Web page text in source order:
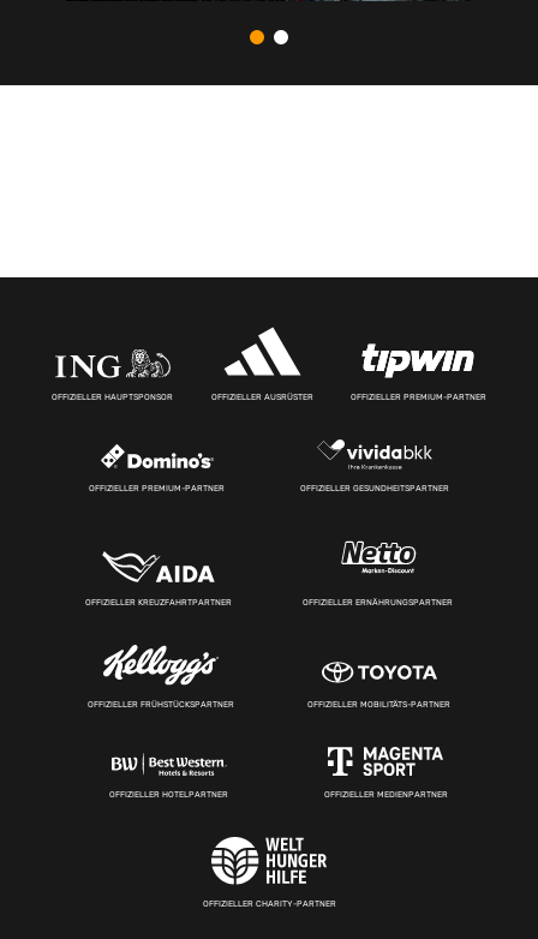
OFFIZIELLER HAUPTSPONSOR OFFIZIELLER AUSRÜSTER OFFIZIELLER PREMIUM-PARTNER
OFFIZIELLER PREMIUM-PARTNER OFFIZIELLER GESUNDHEITSPARTNER
OFFIZIELLER KREUZFAHRTPARTNER OFFIZIELLER ERNÄHRUNGSPARTNER
OFFIZIELLER FRÜHSTÜCKSPARTNER OFFIZIELLER MOBILITÄTS-PARTNER
OFFIZIELLER HOTELPARTNER OFFIZIELLER MEDIENPARTNER
OFFIZIELLER CHARITY-PARTNER